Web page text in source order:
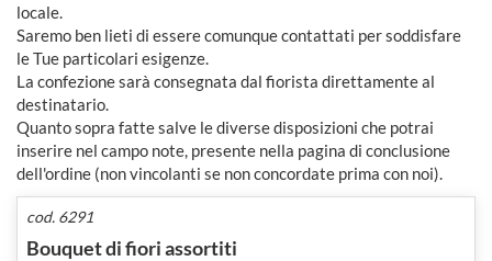
locale.
Saremo ben lieti di essere comunque contattati per soddisfare
le Tue particolari esigenze.
La confezione sarà consegnata dal fiorista direttamente al
destinatario.
Quanto sopra fatte salve le diverse disposizioni che potrai
inserire nel campo note, presente nella pagina di conclusione
dell'ordine (non vincolanti se non concordate prima con noi).
cod. 6291
Bouquet di fiori assortiti